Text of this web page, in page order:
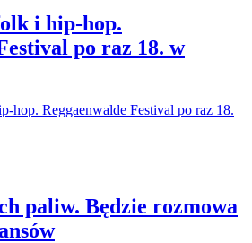
i hip-hop.
po raz 18. w
paliw. Będzie rozmowa